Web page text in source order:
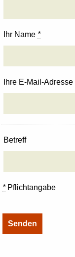
Ihr Name *
Ihre E-Mail-Adresse
Betreff
*Pflichtangabe